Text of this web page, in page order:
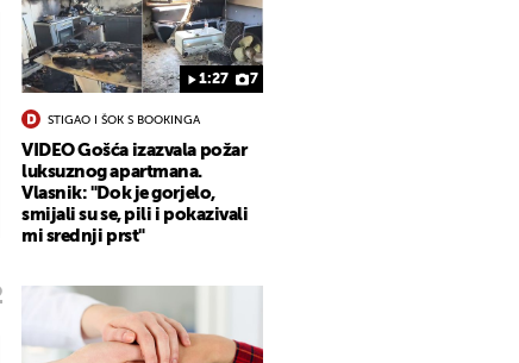
1:27 7
STIGAO I ŠOK S BOOKINGA
VIDEO Gošća izazvala požar
luksuznog apartmana.
Vlasnik: "Dok je gorjelo,
smijali su se, pili i pokazivali
mi srednji prst"